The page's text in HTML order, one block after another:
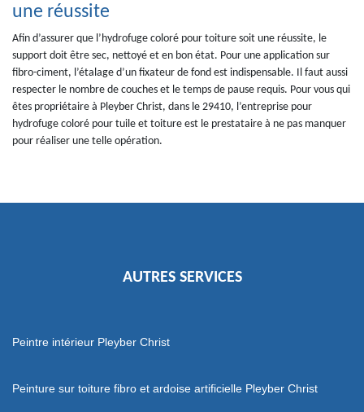
une réussite
Afin d’assurer que l’hydrofuge coloré pour toiture soit une réussite, le
support doit être sec, nettoyé et en bon état. Pour une application sur
fibro-ciment, l’étalage d’un fixateur de fond est indispensable. Il faut aussi
respecter le nombre de couches et le temps de pause requis. Pour vous qui
êtes propriétaire à Pleyber Christ, dans le 29410, l’entreprise pour
hydrofuge coloré pour tuile et toiture est le prestataire à ne pas manquer
pour réaliser une telle opération.
AUTRES SERVICES
Peintre intérieur Pleyber Christ
Peinture sur toiture fibro et ardoise artificielle Pleyber Christ